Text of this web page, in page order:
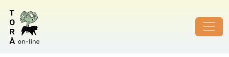
ID de foto no vàlid